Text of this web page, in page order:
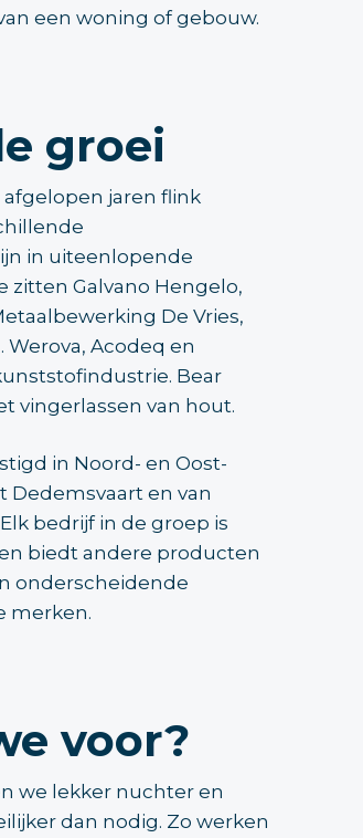
een woning of gebouw.
groei
afgelopen jaren flink
in uiteenlopende
zitten Galvano Hengelo,
De Vries,
Werova, Acodeq en
Bear
vingerlassen van hout.
in Noord- en Oost-
Dedemsvaart en van
bedrijf in de groep is
biedt andere producten
onderscheidende
merken.
voor?
we lekker nuchter en
dan nodig. Zo werken